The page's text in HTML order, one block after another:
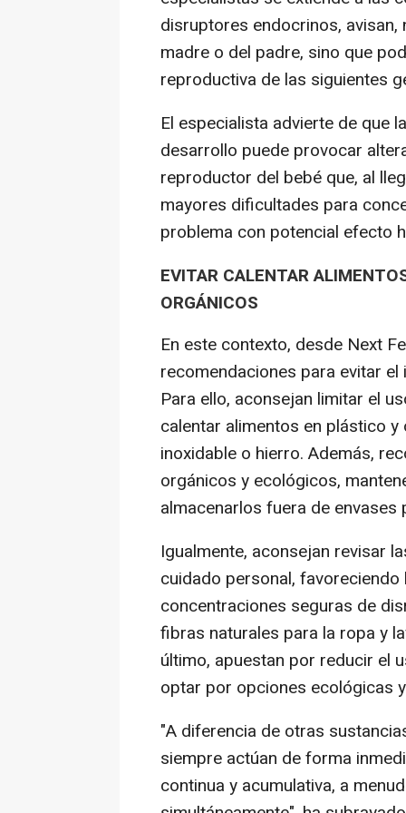
disruptores endocrinos,
madre o del padre, sino que
reproductiva de las siguientes
El especialista advierte de que
desarrollo puede provocar
reproductor del bebé que, al
mayores dificultades para
problema con potencial efecto
EVITAR CALENTAR
ORGÁNICOS
En este contexto, desde Next
recomendaciones para evitar
Para ello, aconsejan limitar el
calentar alimentos en plástico
inoxidable o hierro. Además,
orgánicos y ecológicos,
almacenarlos fuera de envases
Igualmente, aconsejan revisar
cuidado personal,
concentraciones seguras de
fibras naturales para la ropa y
último, apuestan por reducir el
optar por opciones ecológicas
"A diferencia de otras
siempre actúan de forma
continua y acumulativa, a